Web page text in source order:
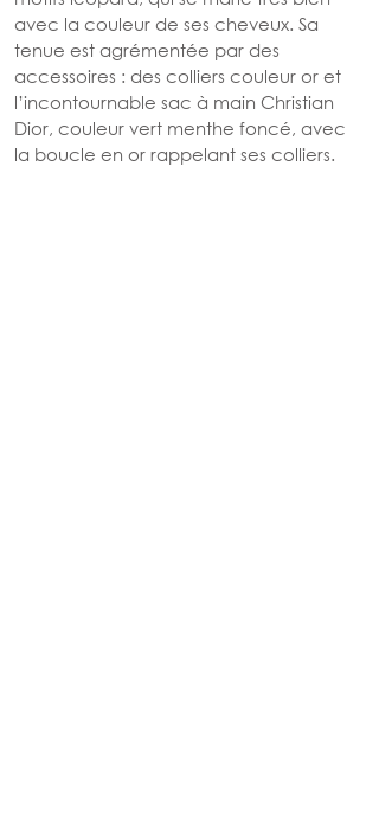
avec la couleur de ses cheveux. Sa
tenue est agrémentée par des
accessoires : des colliers couleur or et
l’incontournable sac à main Christian
Dior, couleur vert menthe foncé, avec
la boucle en or rappelant ses colliers.